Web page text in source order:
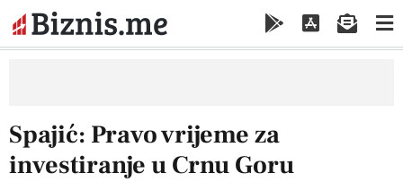
Spajić: Pravo vrijeme za
investiranje u Crnu Goru